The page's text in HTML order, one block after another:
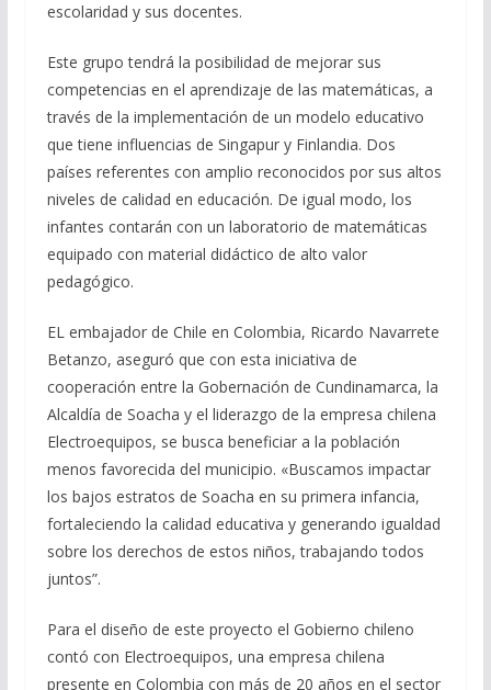
escolaridad y sus docentes.
Este grupo tendrá la posibilidad de mejorar sus
competencias en el aprendizaje de las matemáticas, a
través de la implementación de un modelo educativo
que tiene influencias de Singapur y Finlandia. Dos
países referentes con amplio reconocidos por sus altos
niveles de calidad en educación. De igual modo, los
infantes contarán con un laboratorio de matemáticas
equipado con material didáctico de alto valor
pedagógico.
EL embajador de Chile en Colombia, Ricardo Navarrete
Betanzo, aseguró que con esta iniciativa de
cooperación entre la Gobernación de Cundinamarca, la
Alcaldía de Soacha y el liderazgo de la empresa chilena
Electroequipos, se busca beneficiar a la población
menos favorecida del municipio. «Buscamos impactar
los bajos estratos de Soacha en su primera infancia,
fortaleciendo la calidad educativa y generando igualdad
sobre los derechos de estos niños, trabajando todos
juntos”.
Para el diseño de este proyecto el Gobierno chileno
contó con Electroequipos, una empresa chilena
presente en Colombia con más de 20 años en el sector